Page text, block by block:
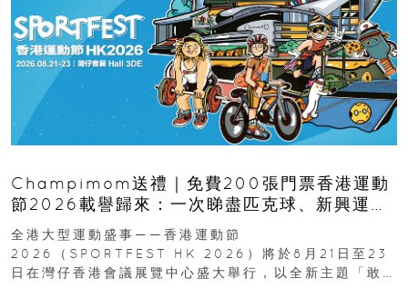
Champimom送禮｜免費200張門票香港運動
節2026載譽歸來：一次睇盡匹克球、新興運
動、街舞比賽＋逾百運動品牌展覽
全港大型運動盛事——香港運動節
2026（SPORTFEST HK 2026）將於8月21日至23
日在灣仔香港會議展覽中心盛大舉行，以全新主題「敢